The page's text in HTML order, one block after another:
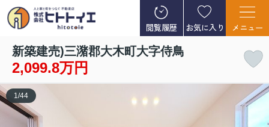
閲覧履歴 お気に入り メニュー
新築建売)三潴郡大木町大字侍鳥
2,099.8万円
1 /44